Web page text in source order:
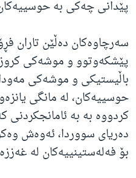
پێدانی چەکی بە
سەرچاوەکان دەڵێن تاران
پێشکەوتوو و موشەکی
باڵیستیکی و موشەکی
حوسییەکان، لە مانگی
کردووە بە بە ئامانجکردنی
دەریای سووردا، ئەوەش
بۆ فەلەستینییەکان لە